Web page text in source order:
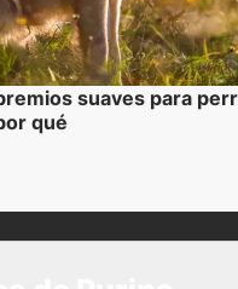
suaves para
qué